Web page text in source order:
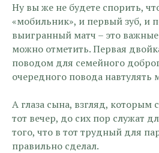
Ну вы же не будете спорить,
«мобильник», и первый зуб, и
выигранный матч – это
можно отметить. Первая
поводом для семейного
очередного повода навтулять
А глаза сына, взгляд, которым
тот вечер, до сих пор служат
того, что в тот трудный для
правильно сделал.